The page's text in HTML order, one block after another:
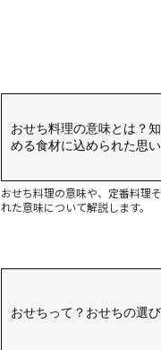
おせち料理の意味とは？
める食材に込められた思い
おせち料理の意味や、定番料理
れた意味について解説します。
おせちって？おせちの選